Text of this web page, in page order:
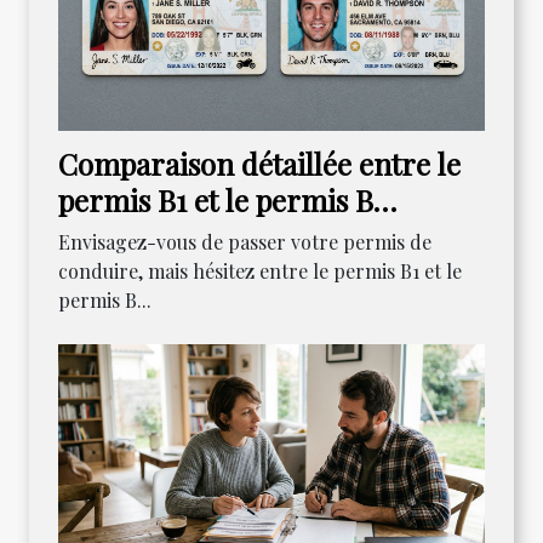
Comparaison détaillée entre le
permis B1 et le permis B
traditionnel
Envisagez-vous de passer votre permis de
conduire, mais hésitez entre le permis B1 et le
permis B...